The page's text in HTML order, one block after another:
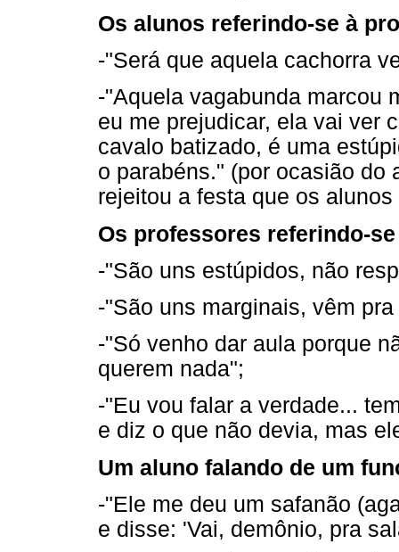
Os alunos referindo-se à
-"Será que aquela cachorra
-"Aquela vagabunda marcou
eu me prejudicar, ela vai ver
cavalo batizado, é uma
o parabéns." (por ocasião do
rejeitou a festa que os
Os professores referindo-
-"São uns estúpidos, não
-"São uns marginais, vêm
-"Só venho dar aula porque
querem nada";
-"Eu vou falar a verdade...
e diz o que não devia, mas
Um aluno falando de um
-"Ele me deu um safanão
e disse: 'Vai, demônio, pra